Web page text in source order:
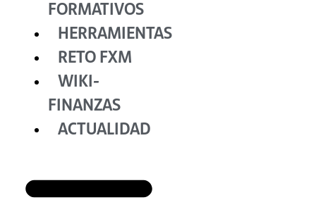
FORMATIVOS
HERRAMIENTAS
RETO FXM
WIKI-
FINANZAS
ACTUALIDAD